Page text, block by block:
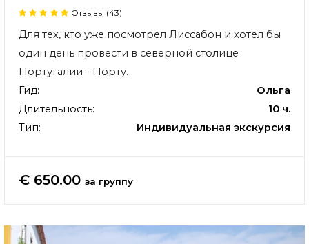
Отзывы (43)
Для тех, кто уже посмотрел Лиссабон и хотел бы
один день провести в северной столице
Португалии - Порту.
Гид:
Ольга
Длительность:
10 ч.
Тип:
Индивидуальная экскурсия
€ 650.00 за группу